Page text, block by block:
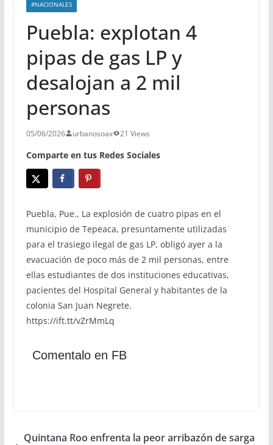
#NACIONALES
Puebla: explotan 4
pipas de gas LP y
desalojan a 2 mil
personas
05/06/2026 urbanosoax 21 Views
Comparte en tus Redes Sociales
Puebla, Pue., La explosión de cuatro pipas en el
municipio de Tepeaca, presuntamente utilizadas
para el trasiego ilegal de gas LP, obligó ayer a la
evacuación de poco más de 2 mil personas, entre
ellas estudiantes de dos instituciones educativas,
pacientes del Hospital General y habitantes de la
colonia San Juan Negrete.
https://ift.tt/vZrMmLq
Comentalo en FB
Quintana Roo enfrenta la peor arribazón de sarga